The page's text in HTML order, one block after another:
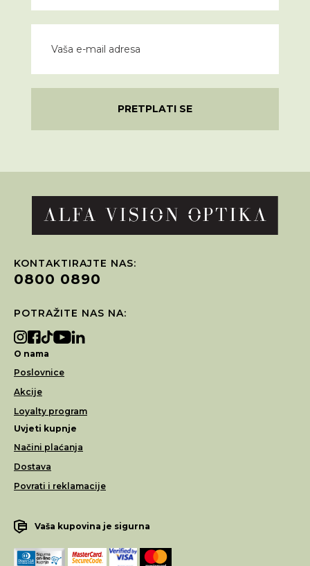
PRETPLATI SE
KONTAKTIRAJTE NAS:
0800 0890
POTRAŽITE NAS NA:
O nama
Poslovnice
Akcije
Loyalty program
Uvjeti kupnje
Načini plaćanja
Dostava
Povrati i reklamacije
Vaša kupovina je sigurna